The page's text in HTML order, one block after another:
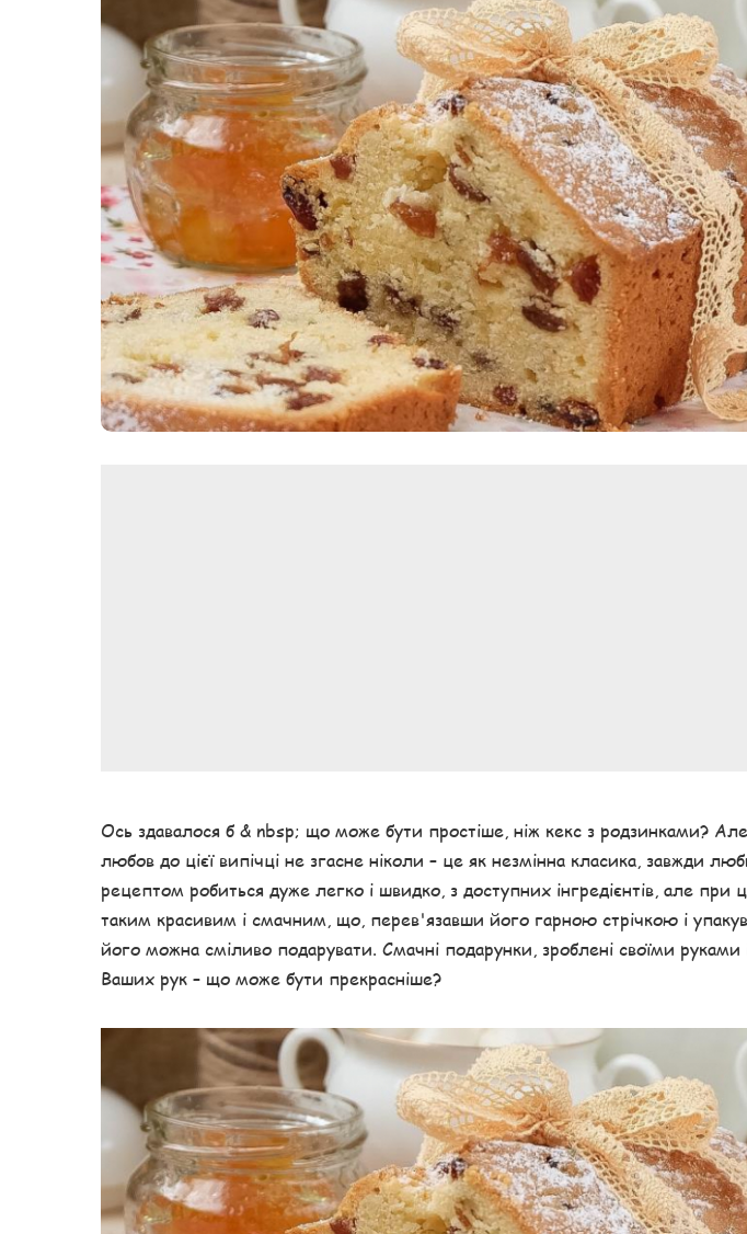
Картопля з м’ясом
Мясо по-французьки
Шинка
Рецепти із фаршу
Ось здавалося б & nbsp; що може бути простіше, ніж кекс з родзинками?
любов до цієї випічці не згасне ніколи – це як незмінна класика, завжди
рецептом робиться дуже легко і швидко, з доступних інгредієнтів, але при
таким красивим і смачним, що, перев'язавши його гарною стрічкою і
його можна сміливо подарувати. Смачні подарунки, зроблені своїми руками
Ваших рук – що може бути прекрасніше?